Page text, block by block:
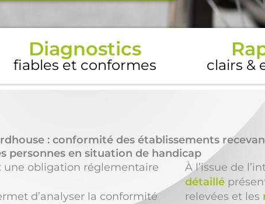
Diagnostics
fiables et conformes clairs &
: conformité des établissements
personnes en situation de handicap
une obligation réglementaire
d’analyser la conformité
À l’issue de
détaillé
relevées et les